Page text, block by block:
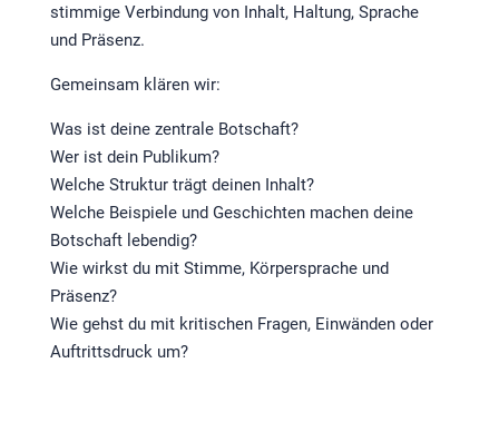
stimmige Verbindung von Inhalt, Haltung, Sprache
und Präsenz.
Gemeinsam klären wir:
Was ist deine zentrale Botschaft?
Wer ist dein Publikum?
Welche Struktur trägt deinen Inhalt?
Welche Beispiele und Geschichten machen deine
Botschaft lebendig?
Wie wirkst du mit Stimme, Körpersprache und
Präsenz?
Wie gehst du mit kritischen Fragen, Einwänden oder
Auftrittsdruck um?